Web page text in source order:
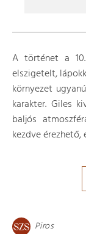
A történet a 10. századi Kelet-Angliában játszódik, egy
elszigetelt,
környezet
karakter. Giles
baljós
kezdve
Piros